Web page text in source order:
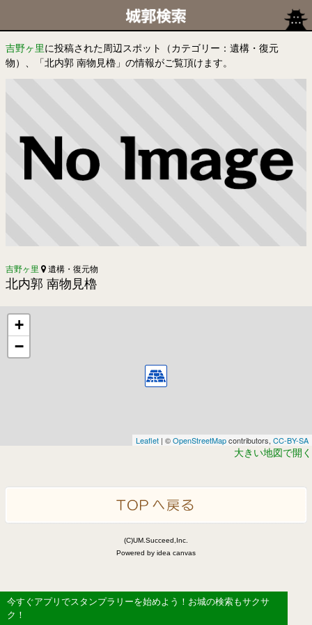
吉野ヶ里に投稿された周辺スポット（カテゴリー：遺構・復元
物）、「北内郭 南物見櫓」の情報がご覧頂けます。
吉野ヶ里 遺構・復元物
北内郭 南物見櫓
+
−
Leaflet | ©OpenStreetMapcontributors, CC-BY-SA
大きい地図で開く
(C)UM.Succeed,Inc.
Powered by idea canvas
今すぐアプリでスタンプラリーを始めよう！お城の検索もサクサ
ク！